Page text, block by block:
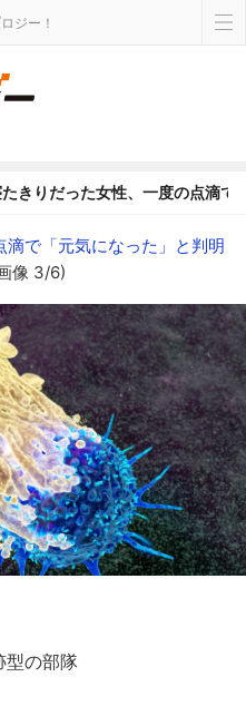
ジー！
きりだった女性、一度の点滴
で「元気になった」と判明
像 3/6)
型の部隊